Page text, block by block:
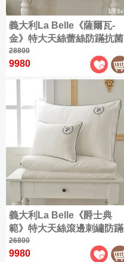
人
包
雙
(150x186cm)
大
(180x186cm)
大
(180x210cm)
床
|
800
織
寸
品
單
人
包
人
被
800
織
典
藏
天
用
包
組
|
織
典
藏
1000
天
絲
|
兩
用
義大利La Belle《薩爾瓦-
金》特大天絲蕾絲防蹣抗菌
吸濕排汗兩用被床包組
28800
9980
義大利La Belle《爵士典
範》特大天絲滾邊刺繡防蹣
抗菌吸濕排汗兩用被床包組
26800
9980